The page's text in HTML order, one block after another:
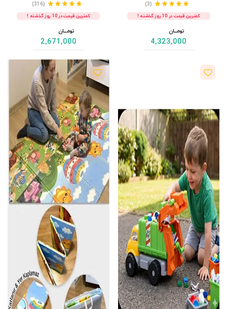
(3)
کمترین قیمت در 10 روز گذشته !
تومــــــان
4,323,000
(316)
کمترین قیمت در 10 روز گذشته !
تومــــــان
2,671,000
مشاهده